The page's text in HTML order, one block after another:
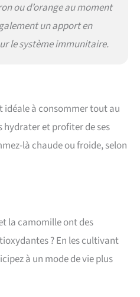
ou d’orange au moment
un apport en
le système immunitaire.
idéale à consommer tout au
hydrater et profiter de ses
là chaude ou froide, selon
la camomille ont des
? En les cultivant
à un mode de vie plus